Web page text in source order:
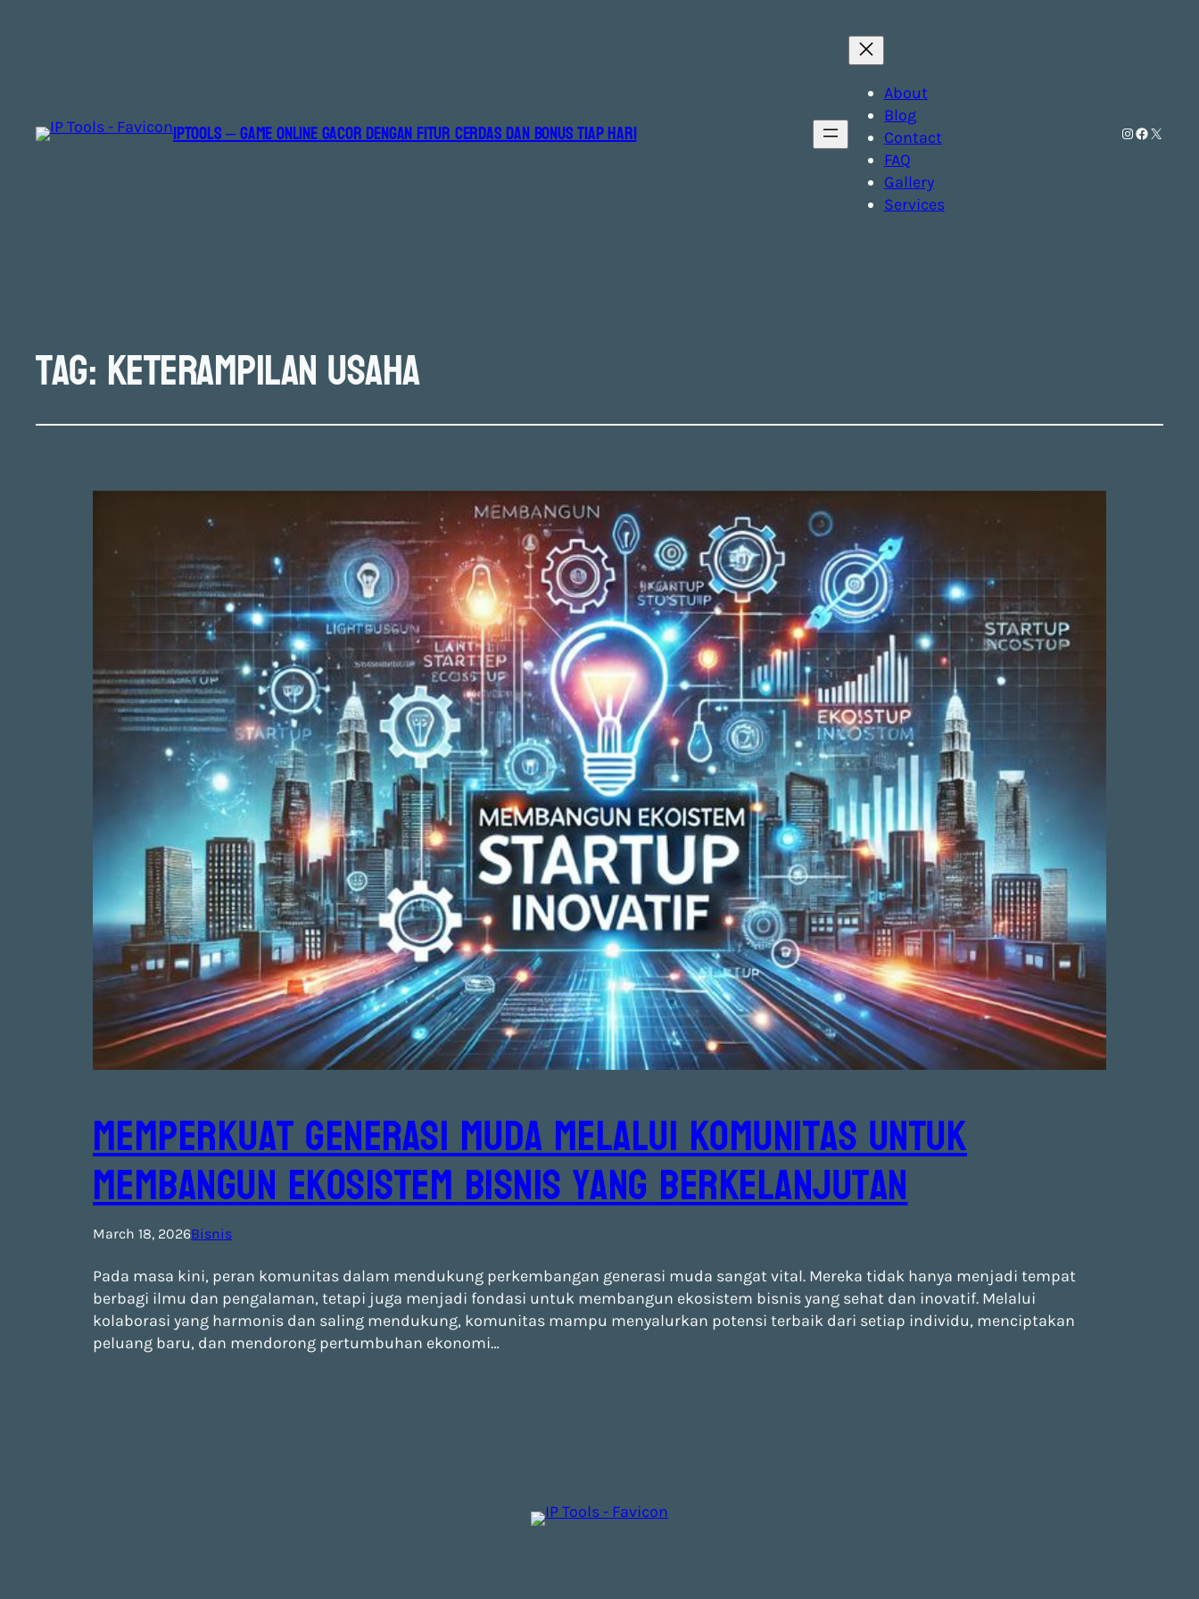
IPTOOLS – GAME ONLINE GACOR DENGAN FITUR CERDAS DAN BONUS TIAP HARI
About
Blog
Contact
FAQ
Gallery
Services
Instagram
Facebook
X
Tag:Keterampilan Usaha
Memperkuat Generasi Muda Melalui Komunitas untuk
Membangun Ekosistem Bisnis yang Berkelanjutan
March 18, 2026Bisnis
Pada masa kini, peran komunitas dalam mendukung perkembangan generasi muda sangat vital. Mereka tidak hanya menjadi tempat
berbagi ilmu dan pengalaman, tetapi juga menjadi fondasi untuk membangun ekosistem bisnis yang sehat dan inovatif. Melalui
kolaborasi yang harmonis dan saling mendukung, komunitas mampu menyalurkan potensi terbaik dari setiap individu, menciptakan
peluang baru, dan mendorong pertumbuhan ekonomi…